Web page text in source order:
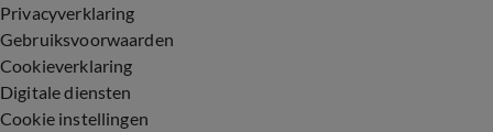
Privacyverklaring
Gebruiksvoorwaarden
Cookieverklaring
Digitale diensten
Cookie instellingen